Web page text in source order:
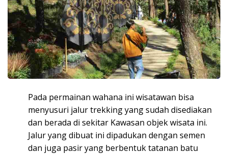
Pada permainan wahana ini wisatawan bisa
menyusuri jalur trekking yang sudah disediakan
dan berada di sekitar Kawasan objek wisata ini.
Jalur yang dibuat ini dipadukan dengan semen
dan juga pasir yang berbentuk tatanan batu